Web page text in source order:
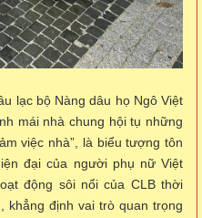
lạc bộ Nàng dâu họ Ngô Việt
mái nhà chung hội tụ những
việc nhà”, là biểu tượng tôn
đại của người phụ nữ Việt
động sôi nổi của CLB thời
khẳng định vai trò quan trọng